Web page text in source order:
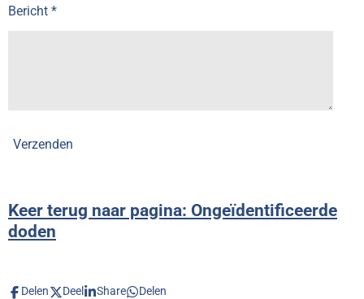
Bericht *
Verzenden
Keer terug naar pagina: Ongeïdentificeerde
doden
Delen Deel Share Delen